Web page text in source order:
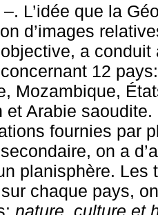
–. L’idée que la
d’images
a conduit
12
Mozambique,
et Arabie
fournies par
on a
planisphère.
chaque pays,
nature, culture et